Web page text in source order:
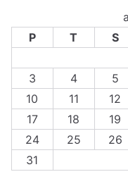
P
T S
3
4 5
10
11 12
17
18 19
24
25 26
31